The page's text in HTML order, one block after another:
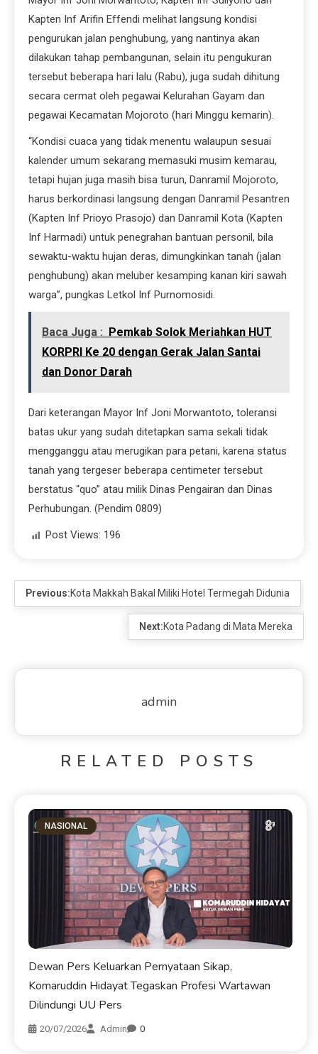
Kapten Inf Arifin Effendi melihat langsung kondisi
pengurukan jalan penghubung, yang nantinya akan
dilakukan tahap pembangunan, selain itu pengukuran
tersebut beberapa hari lalu (Rabu), juga sudah dihitung
secara cermat oleh pegawai Kelurahan Gayam dan
pegawai Kecamatan Mojoroto (hari Minggu kemarin).
“Kondisi cuaca yang tidak menentu walaupun sesuai
kalender umum sekarang memasuki musim kemarau,
tetapi hujan juga masih bisa turun, Danramil Mojoroto,
harus berkordinasi langsung dengan Danramil Pesantren
(Kapten Inf Prioyo Prasojo) dan Danramil Kota (Kapten
Inf Harmadi) untuk penegrahan bantuan personil, bila
sewaktu-waktu hujan deras, dimungkinkan tanah (jalan
penghubung) akan meluber kesamping kanan kiri sawah
warga”, pungkas Letkol Inf Purnomosidi.
Baca Juga : Pemkab Solok Meriahkan HUT
KORPRI Ke 20 dengan Gerak Jalan Santai
dan Donor Darah
Dari keterangan Mayor Inf Joni Morwantoto, toleransi
batas ukur yang sudah ditetapkan sama sekali tidak
mengganggu atau merugikan para petani, karena status
tanah yang tergeser beberapa centimeter tersebut
berstatus “quo” atau milik Dinas Pengairan dan Dinas
Perhubungan. (Pendim 0809)
Post Views: 196
Previous:Kota Makkah Bakal Miliki Hotel Termegah Didunia
Next:Kota Padang di Mata Mereka
admin
RELATED POSTS
NASIONAL
Dewan Pers Keluarkan Pernyataan Sikap,
Komaruddin Hidayat Tegaskan Profesi Wartawan
Dilindungi UU Pers
20/07/2026 Admin 0